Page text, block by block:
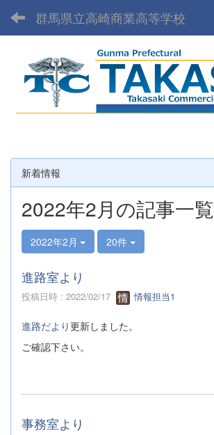
群馬県立高崎商業高等学校
新着情報
2022年2月の記事一覧
2022年2月 20件
進路室より
投稿日時 : 2022/02/17 情報担当1
進路だより更新しました。
ご確認下さい。
事務室より